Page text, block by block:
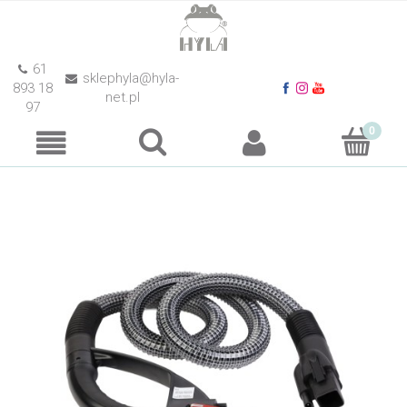
61
893 18
97
sklephyla@hyla-
net.pl